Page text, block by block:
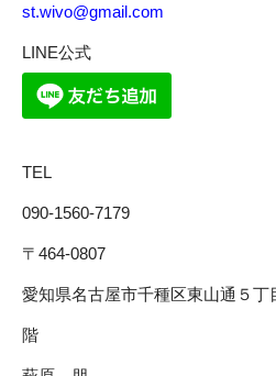
st.wivo@gmail.com
LINE公式
TEL
090-1560-7179
〒464-0807
愛知県名古屋市千種区東山通５丁
階